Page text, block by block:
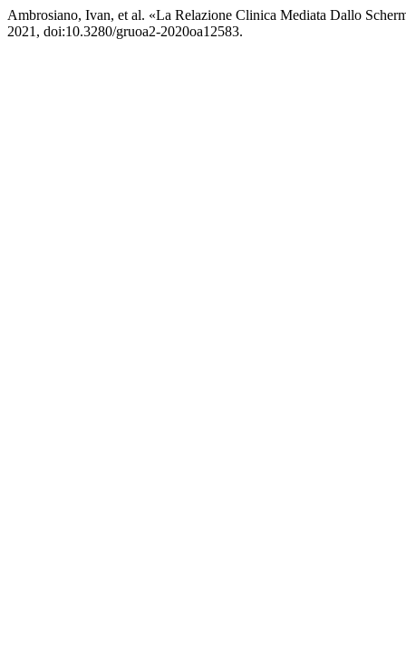
Ambrosiano, Ivan, et al. «La Relazione Clinica Mediata Dallo
2021, doi:10.3280/gruoa2-2020oa12583.